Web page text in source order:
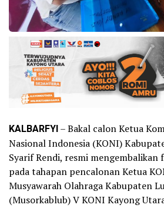
KALBARFYI– Bakal calon Ketua
Nasional Indonesia (KONI)
Syarif Rendi, resmi
pada tahapan pencalonan Ketua
Musyawarah Olahraga Kabupaten
(Musorkablub) V KONI Kayong